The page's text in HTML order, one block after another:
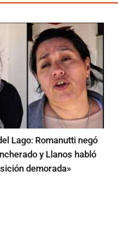
Lago: Romanutti negó
y Llanos habló
demorada»